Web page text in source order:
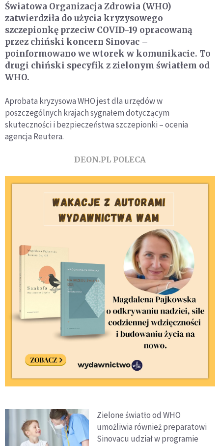
Światowa Organizacja Zdrowia (WHO)
zatwierdziła do użycia kryzysowego
szczepionkę przeciw COVID-19 opracowaną
przez chiński koncern Sinovac –
poinformowano we wtorek w komunikacie. To
drugi chiński specyfik z zielonym światłem od
WHO.
Aprobata kryzysowa WHO jest dla urzędów w
poszczególnych krajach sygnałem dotyczącym
skuteczności i bezpieczeństwa szczepionki – ocenia
agencja Reutera.
DEON.PL POLECA
Zielone światło od WHO
umożliwia również preparatowi
Sinovacu udział w programie